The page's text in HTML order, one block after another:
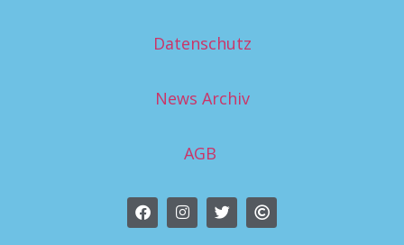
Datenschutz
News Archiv
AGB